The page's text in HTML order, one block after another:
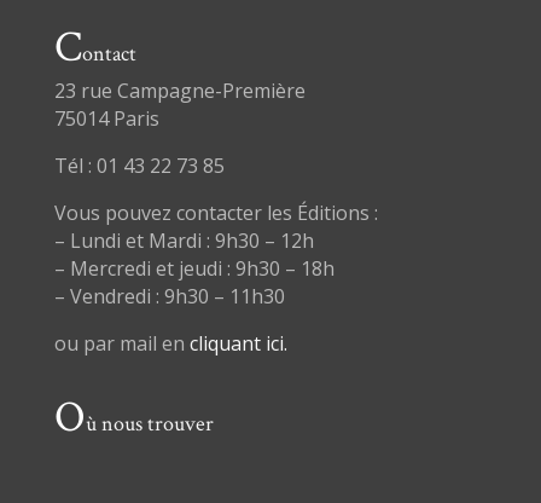
Contact
23 rue Campagne-Première
75014 Paris
Tél : 01 43 22 73 85
Vous pouvez contacter les Éditions :
– Lundi et Mardi : 9h30 – 12h
– Mercredi et jeudi : 9h30 – 18h
– Vendredi : 9h30 – 11h30
ou par mail en cliquant ici.
Où nous trouver